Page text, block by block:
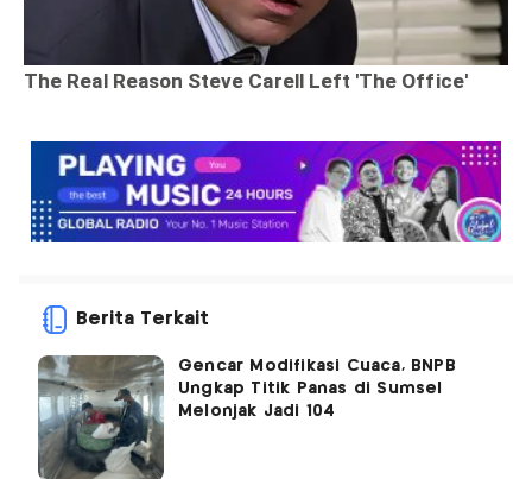
Berita Terkait
Gencar Modifikasi Cuaca, BNPB
Ungkap Titik Panas di Sumsel
Melonjak Jadi 104